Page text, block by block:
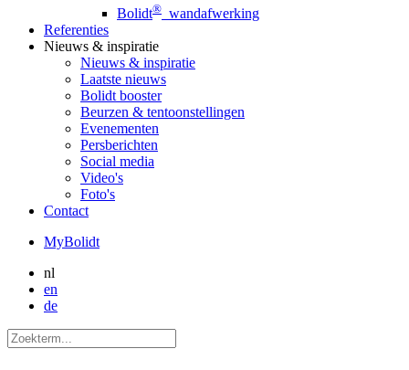
Bolidt® wandafwerking
Referenties
Nieuws & inspiratie
Nieuws & inspiratie
Laatste nieuws
Bolidt booster
Beurzen & tentoonstellingen
Evenementen
Persberichten
Social media
Video's
Foto's
Contact
MyBolidt
nl
en
de